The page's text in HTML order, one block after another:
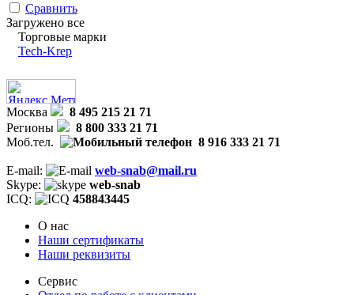
Сравнить
Загружено все
Торговые марки
Tech-Krep
Москва
8 495 215 21 71
Регионы
8 800 333 21 71
Моб.тел.
8 916 333 21 71
E-mail:
web-snab@mail.ru
Skype:
web-snab
ICQ:
458843445
О нас
Наши сертификаты
Наши реквизиты
Сервис